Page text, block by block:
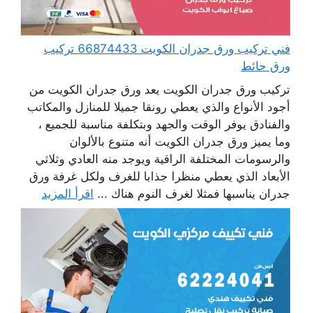
فني تركيب ورق جدران الكويت 66874433 تركيب
ورق حائط
تركيب ورق جدران الكويت يعد ورق جدران الكويت من
أجود الأنواع والذي يعطي رونقا جميلا للمنازل والمكاتب
والفنادق يوفر الوقت والجهد وبتكلفة مناسبة للجميع ،
وما يميز ورق جدران الكويت أنه متنوع بالألوان
والرسومات المختلفة الراقية ويوجد منه العادي وثلاثي
الأبعاد الذي يعطي منظرا جذابا للغرف ولكل غرفة ورق
جدران يناسبها فمثلا لغرف النوم هناك ... اقرأ المزيد